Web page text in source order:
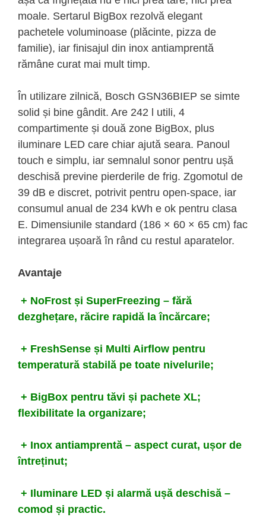
moale. Sertarul BigBox rezolvă elegant
pachetele voluminoase (plăcinte, pizza de
familie), iar finisajul din inox antiamprentă
rămâne curat mai mult timp.
În utilizare zilnică, Bosch GSN36BIEP se simte
solid și bine gândit. Are 242 l utili, 4
compartimente și două zone BigBox, plus
iluminare LED care chiar ajută seara. Panoul
touch e simplu, iar semnalul sonor pentru ușă
deschisă previne pierderile de frig. Zgomotul de
39 dB e discret, potrivit pentru open-space, iar
consumul anual de 234 kWh e ok pentru clasa
E. Dimensiunile standard (186 × 60 × 65 cm) fac
integrarea ușoară în rând cu restul aparatelor.
Avantaje
+ NoFrost și SuperFreezing – fără
dezghețare, răcire rapidă la încărcare;
+ FreshSense și Multi Airflow pentru
temperatură stabilă pe toate nivelurile;
+ BigBox pentru tăvi și pachete XL;
flexibilitate la organizare;
+ Inox antiamprentă – aspect curat, ușor de
întreținut;
+ Iluminare LED și alarmă ușă deschisă –
comod și practic.